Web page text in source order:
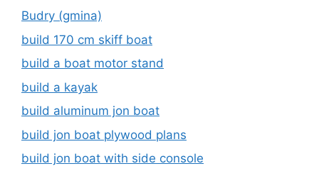
Budry (gmina)
build 170 cm skiff boat
build a boat motor stand
build a kayak
build aluminum jon boat
build jon boat plywood plans
build jon boat with side console